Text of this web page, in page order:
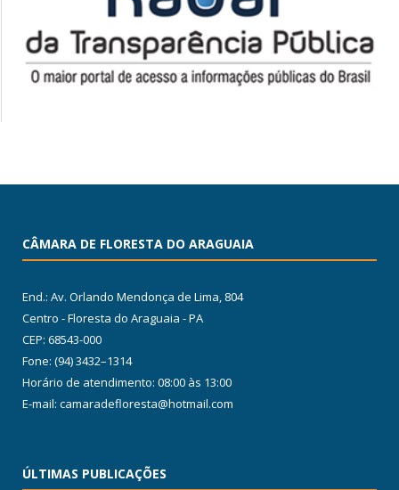
CÂMARA DE FLORESTA DO ARAGUAIA
End.: Av. Orlando Mendonça de Lima, 804
Centro - Floresta do Araguaia - PA
CEP: 68543-000
Fone: (94) 3432–1314
Horário de atendimento: 08:00 às 13:00
E-mail: camaradefloresta@hotmail.com
ÚLTIMAS PUBLICAÇÕES